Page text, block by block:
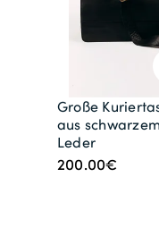
Große
aus schwarzem
Leder
200.00€